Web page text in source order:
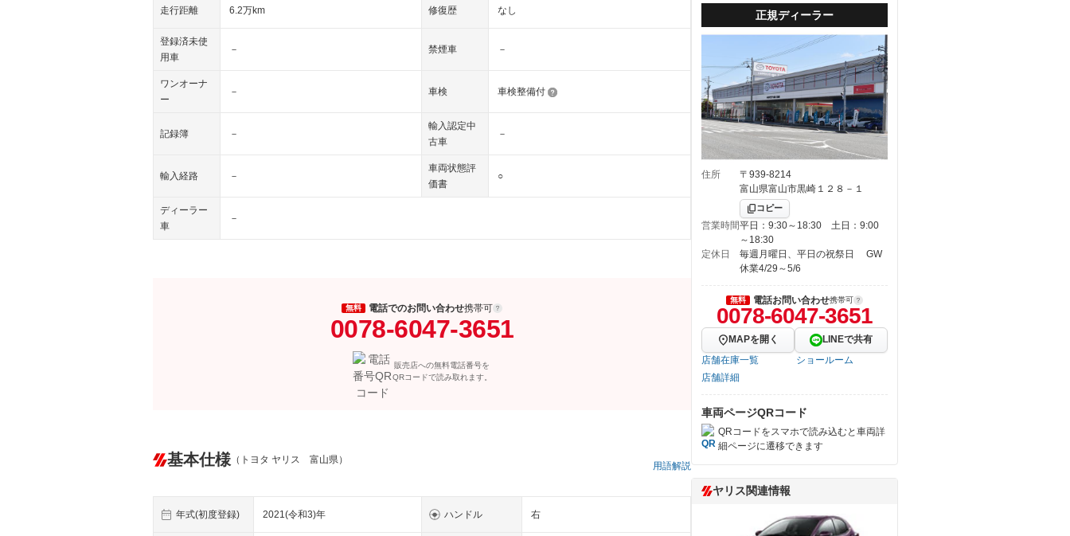
走行距離 6.2万km 修復歴 なし
登録済未使
用車
－ 禁煙車 －
ワンオーナ
ー
－ 車検 車検整備付
記録簿 －
輸入認定中
古車
－
輸入経路 －
車両状態評
価書
○
ディーラー
車
－
無料 電話でのお問い合わせ携帯可
0078-6047-3651
販売店への無料電話番号を
QRコードで読み取れます。
基本仕様 （トヨタ ヤリス 富山県）
用語解説
年式(初度登録) 2021(令和3)年 ハンドル 右
正規ディーラー
住所
〒939-8214
富山県富山市黒崎１２８－１
コピー
営業時間平日：9:30～18:30 土日：9:00
～18:30
定休日
毎週月曜日、平日の祝祭日 GW
休業4/29～5/6
無料 電話お問い合わせ携帯可
0078-6047-3651
MAPを開く
LINEで共有
店舗在庫一覧
ショールーム
店舗詳細
車両ページQRコード
QRコードをスマホで読み込むと車両詳
細ページに遷移できます
ヤリス関連情報